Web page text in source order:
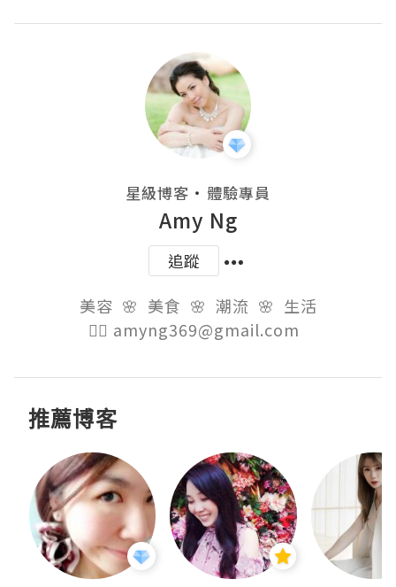
星級博客 ・ 體驗專員
Amy Ng
追蹤
美容  🌸  美食  🌸  潮流  🌸  生活
👉🏻 amyng369@gmail.com
推薦博客